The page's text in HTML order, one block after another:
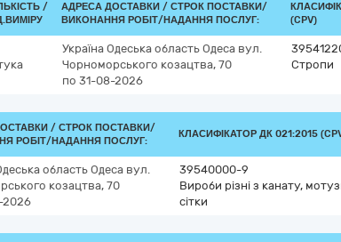
/
АДРЕСА ДОСТАВКИ / СТРОК ПОСТАВКИ/
ВИКОНАННЯ РОБІТ/НАДАННЯ ПОСЛУГ:
(CPV)
Україна Одеська область Одеса вул.
Чорноморського козацтва, 70
по 31-08-2026
Стропи
/ СТРОК ПОСТАВКИ/
РОБІТ/НАДАННЯ ПОСЛУГ:
КЛАСИФІКАТОР ДК 021:2015
область Одеса вул.
козацтва, 70
2026
39540000-9
Вироби різні з канату,
сітки